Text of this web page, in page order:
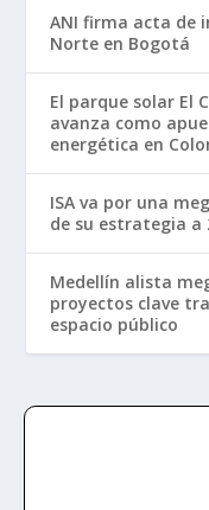
ANI firma acta de
Norte en Bogotá
El parque solar El
avanza como
energética en
ISA va por una
de su estrategia a
Medellín alista
proyectos clave
espacio público